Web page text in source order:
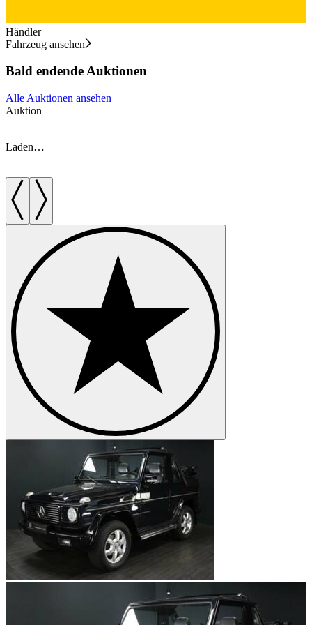
Händler
Fahrzeug ansehen
Bald endende Auktionen
Alle Auktionen ansehen
Auktion
Laden…